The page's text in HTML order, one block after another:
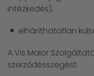
intézkedés),
elháríthatatlan
A Vis Maior
szerződésszegést.